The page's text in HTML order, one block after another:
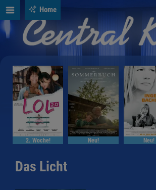
Home
2. Woche! Neu! Neu!
Das Licht